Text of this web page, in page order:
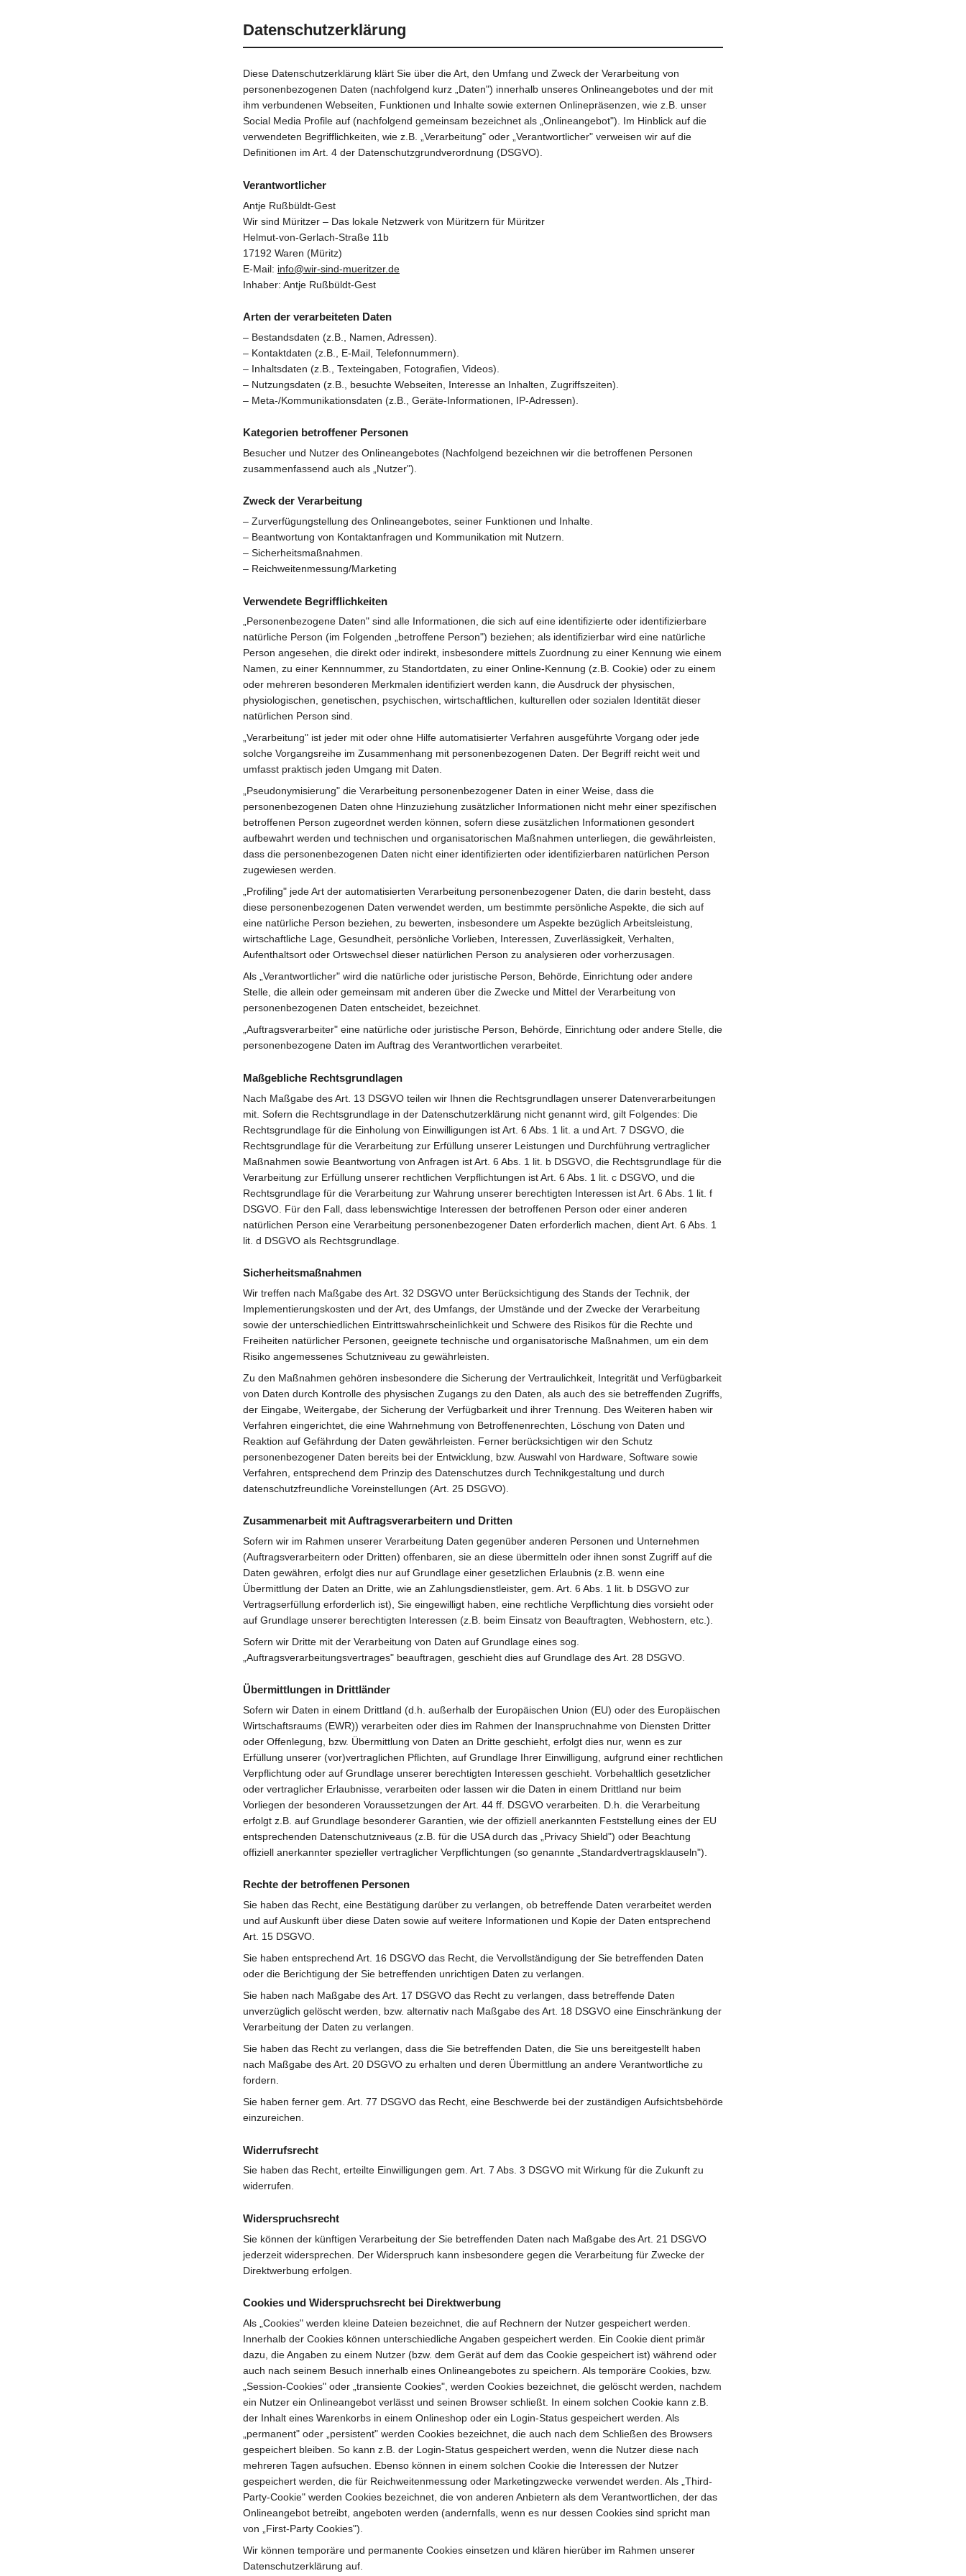
Datenschutzerklärung
Diese Datenschutzerklärung klärt Sie über die Art, den Umfang und Zweck der Verarbeitung von
personenbezogenen Daten (nachfolgend kurz „Daten") innerhalb unseres Onlineangebotes und der mit
ihm verbundenen Webseiten, Funktionen und Inhalte sowie externen Onlinepräsenzen, wie z.B. unser
Social Media Profile auf (nachfolgend gemeinsam bezeichnet als „Onlineangebot"). Im Hinblick auf die
verwendeten Begrifflichkeiten, wie z.B. „Verarbeitung" oder „Verantwortlicher" verweisen wir auf die
Definitionen im Art. 4 der Datenschutzgrundverordnung (DSGVO).
Verantwortlicher
Antje Rußbüldt-Gest
Wir sind Müritzer – Das lokale Netzwerk von Müritzern für Müritzer
Helmut-von-Gerlach-Straße 11b
17192 Waren (Müritz)
E-Mail: info@wir-sind-mueritzer.de
Inhaber: Antje Rußbüldt-Gest
Arten der verarbeiteten Daten
– Bestandsdaten (z.B., Namen, Adressen).
– Kontaktdaten (z.B., E-Mail, Telefonnummern).
– Inhaltsdaten (z.B., Texteingaben, Fotografien, Videos).
– Nutzungsdaten (z.B., besuchte Webseiten, Interesse an Inhalten, Zugriffszeiten).
– Meta-/Kommunikationsdaten (z.B., Geräte-Informationen, IP-Adressen).
Kategorien betroffener Personen
Besucher und Nutzer des Onlineangebotes (Nachfolgend bezeichnen wir die betroffenen Personen
zusammenfassend auch als „Nutzer").
Zweck der Verarbeitung
– Zurverfügungstellung des Onlineangebotes, seiner Funktionen und Inhalte.
– Beantwortung von Kontaktanfragen und Kommunikation mit Nutzern.
– Sicherheitsmaßnahmen.
– Reichweitenmessung/Marketing
Verwendete Begrifflichkeiten
„Personenbezogene Daten" sind alle Informationen, die sich auf eine identifizierte oder identifizierbare
natürliche Person (im Folgenden „betroffene Person") beziehen; als identifizierbar wird eine natürliche
Person angesehen, die direkt oder indirekt, insbesondere mittels Zuordnung zu einer Kennung wie einem
Namen, zu einer Kennnummer, zu Standortdaten, zu einer Online-Kennung (z.B. Cookie) oder zu einem
oder mehreren besonderen Merkmalen identifiziert werden kann, die Ausdruck der physischen,
physiologischen, genetischen, psychischen, wirtschaftlichen, kulturellen oder sozialen Identität dieser
natürlichen Person sind.
„Verarbeitung" ist jeder mit oder ohne Hilfe automatisierter Verfahren ausgeführte Vorgang oder jede
solche Vorgangsreihe im Zusammenhang mit personenbezogenen Daten. Der Begriff reicht weit und
umfasst praktisch jeden Umgang mit Daten.
„Pseudonymisierung" die Verarbeitung personenbezogener Daten in einer Weise, dass die
personenbezogenen Daten ohne Hinzuziehung zusätzlicher Informationen nicht mehr einer spezifischen
betroffenen Person zugeordnet werden können, sofern diese zusätzlichen Informationen gesondert
aufbewahrt werden und technischen und organisatorischen Maßnahmen unterliegen, die gewährleisten,
dass die personenbezogenen Daten nicht einer identifizierten oder identifizierbaren natürlichen Person
zugewiesen werden.
„Profiling" jede Art der automatisierten Verarbeitung personenbezogener Daten, die darin besteht, dass
diese personenbezogenen Daten verwendet werden, um bestimmte persönliche Aspekte, die sich auf
eine natürliche Person beziehen, zu bewerten, insbesondere um Aspekte bezüglich Arbeitsleistung,
wirtschaftliche Lage, Gesundheit, persönliche Vorlieben, Interessen, Zuverlässigkeit, Verhalten,
Aufenthaltsort oder Ortswechsel dieser natürlichen Person zu analysieren oder vorherzusagen.
Als „Verantwortlicher" wird die natürliche oder juristische Person, Behörde, Einrichtung oder andere
Stelle, die allein oder gemeinsam mit anderen über die Zwecke und Mittel der Verarbeitung von
personenbezogenen Daten entscheidet, bezeichnet.
„Auftragsverarbeiter" eine natürliche oder juristische Person, Behörde, Einrichtung oder andere Stelle, die
personenbezogene Daten im Auftrag des Verantwortlichen verarbeitet.
Maßgebliche Rechtsgrundlagen
Nach Maßgabe des Art. 13 DSGVO teilen wir Ihnen die Rechtsgrundlagen unserer Datenverarbeitungen
mit. Sofern die Rechtsgrundlage in der Datenschutzerklärung nicht genannt wird, gilt Folgendes: Die
Rechtsgrundlage für die Einholung von Einwilligungen ist Art. 6 Abs. 1 lit. a und Art. 7 DSGVO, die
Rechtsgrundlage für die Verarbeitung zur Erfüllung unserer Leistungen und Durchführung vertraglicher
Maßnahmen sowie Beantwortung von Anfragen ist Art. 6 Abs. 1 lit. b DSGVO, die Rechtsgrundlage für die
Verarbeitung zur Erfüllung unserer rechtlichen Verpflichtungen ist Art. 6 Abs. 1 lit. c DSGVO, und die
Rechtsgrundlage für die Verarbeitung zur Wahrung unserer berechtigten Interessen ist Art. 6 Abs. 1 lit. f
DSGVO. Für den Fall, dass lebenswichtige Interessen der betroffenen Person oder einer anderen
natürlichen Person eine Verarbeitung personenbezogener Daten erforderlich machen, dient Art. 6 Abs. 1
lit. d DSGVO als Rechtsgrundlage.
Sicherheitsmaßnahmen
Wir treffen nach Maßgabe des Art. 32 DSGVO unter Berücksichtigung des Stands der Technik, der
Implementierungskosten und der Art, des Umfangs, der Umstände und der Zwecke der Verarbeitung
sowie der unterschiedlichen Eintrittswahrscheinlichkeit und Schwere des Risikos für die Rechte und
Freiheiten natürlicher Personen, geeignete technische und organisatorische Maßnahmen, um ein dem
Risiko angemessenes Schutzniveau zu gewährleisten.
Zu den Maßnahmen gehören insbesondere die Sicherung der Vertraulichkeit, Integrität und Verfügbarkeit
von Daten durch Kontrolle des physischen Zugangs zu den Daten, als auch des sie betreffenden Zugriffs,
der Eingabe, Weitergabe, der Sicherung der Verfügbarkeit und ihrer Trennung. Des Weiteren haben wir
Verfahren eingerichtet, die eine Wahrnehmung von Betroffenenrechten, Löschung von Daten und
Reaktion auf Gefährdung der Daten gewährleisten. Ferner berücksichtigen wir den Schutz
personenbezogener Daten bereits bei der Entwicklung, bzw. Auswahl von Hardware, Software sowie
Verfahren, entsprechend dem Prinzip des Datenschutzes durch Technikgestaltung und durch
datenschutzfreundliche Voreinstellungen (Art. 25 DSGVO).
Zusammenarbeit mit Auftragsverarbeitern und Dritten
Sofern wir im Rahmen unserer Verarbeitung Daten gegenüber anderen Personen und Unternehmen
(Auftragsverarbeitern oder Dritten) offenbaren, sie an diese übermitteln oder ihnen sonst Zugriff auf die
Daten gewähren, erfolgt dies nur auf Grundlage einer gesetzlichen Erlaubnis (z.B. wenn eine
Übermittlung der Daten an Dritte, wie an Zahlungsdienstleister, gem. Art. 6 Abs. 1 lit. b DSGVO zur
Vertragserfüllung erforderlich ist), Sie eingewilligt haben, eine rechtliche Verpflichtung dies vorsieht oder
auf Grundlage unserer berechtigten Interessen (z.B. beim Einsatz von Beauftragten, Webhostern, etc.).
Sofern wir Dritte mit der Verarbeitung von Daten auf Grundlage eines sog.
„Auftragsverarbeitungsvertrages" beauftragen, geschieht dies auf Grundlage des Art. 28 DSGVO.
Übermittlungen in Drittländer
Sofern wir Daten in einem Drittland (d.h. außerhalb der Europäischen Union (EU) oder des Europäischen
Wirtschaftsraums (EWR)) verarbeiten oder dies im Rahmen der Inanspruchnahme von Diensten Dritter
oder Offenlegung, bzw. Übermittlung von Daten an Dritte geschieht, erfolgt dies nur, wenn es zur
Erfüllung unserer (vor)vertraglichen Pflichten, auf Grundlage Ihrer Einwilligung, aufgrund einer rechtlichen
Verpflichtung oder auf Grundlage unserer berechtigten Interessen geschieht. Vorbehaltlich gesetzlicher
oder vertraglicher Erlaubnisse, verarbeiten oder lassen wir die Daten in einem Drittland nur beim
Vorliegen der besonderen Voraussetzungen der Art. 44 ff. DSGVO verarbeiten. D.h. die Verarbeitung
erfolgt z.B. auf Grundlage besonderer Garantien, wie der offiziell anerkannten Feststellung eines der EU
entsprechenden Datenschutzniveaus (z.B. für die USA durch das „Privacy Shield") oder Beachtung
offiziell anerkannter spezieller vertraglicher Verpflichtungen (so genannte „Standardvertragsklauseln").
Rechte der betroffenen Personen
Sie haben das Recht, eine Bestätigung darüber zu verlangen, ob betreffende Daten verarbeitet werden
und auf Auskunft über diese Daten sowie auf weitere Informationen und Kopie der Daten entsprechend
Art. 15 DSGVO.
Sie haben entsprechend Art. 16 DSGVO das Recht, die Vervollständigung der Sie betreffenden Daten
oder die Berichtigung der Sie betreffenden unrichtigen Daten zu verlangen.
Sie haben nach Maßgabe des Art. 17 DSGVO das Recht zu verlangen, dass betreffende Daten
unverzüglich gelöscht werden, bzw. alternativ nach Maßgabe des Art. 18 DSGVO eine Einschränkung der
Verarbeitung der Daten zu verlangen.
Sie haben das Recht zu verlangen, dass die Sie betreffenden Daten, die Sie uns bereitgestellt haben
nach Maßgabe des Art. 20 DSGVO zu erhalten und deren Übermittlung an andere Verantwortliche zu
fordern.
Sie haben ferner gem. Art. 77 DSGVO das Recht, eine Beschwerde bei der zuständigen Aufsichtsbehörde
einzureichen.
Widerrufsrecht
Sie haben das Recht, erteilte Einwilligungen gem. Art. 7 Abs. 3 DSGVO mit Wirkung für die Zukunft zu
widerrufen.
Widerspruchsrecht
Sie können der künftigen Verarbeitung der Sie betreffenden Daten nach Maßgabe des Art. 21 DSGVO
jederzeit widersprechen. Der Widerspruch kann insbesondere gegen die Verarbeitung für Zwecke der
Direktwerbung erfolgen.
Cookies und Widerspruchsrecht bei Direktwerbung
Als „Cookies" werden kleine Dateien bezeichnet, die auf Rechnern der Nutzer gespeichert werden.
Innerhalb der Cookies können unterschiedliche Angaben gespeichert werden. Ein Cookie dient primär
dazu, die Angaben zu einem Nutzer (bzw. dem Gerät auf dem das Cookie gespeichert ist) während oder
auch nach seinem Besuch innerhalb eines Onlineangebotes zu speichern. Als temporäre Cookies, bzw.
„Session-Cookies" oder „transiente Cookies", werden Cookies bezeichnet, die gelöscht werden, nachdem
ein Nutzer ein Onlineangebot verlässt und seinen Browser schließt. In einem solchen Cookie kann z.B.
der Inhalt eines Warenkorbs in einem Onlineshop oder ein Login-Status gespeichert werden. Als
„permanent" oder „persistent" werden Cookies bezeichnet, die auch nach dem Schließen des Browsers
gespeichert bleiben. So kann z.B. der Login-Status gespeichert werden, wenn die Nutzer diese nach
mehreren Tagen aufsuchen. Ebenso können in einem solchen Cookie die Interessen der Nutzer
gespeichert werden, die für Reichweitenmessung oder Marketingzwecke verwendet werden. Als „Third-
Party-Cookie" werden Cookies bezeichnet, die von anderen Anbietern als dem Verantwortlichen, der das
Onlineangebot betreibt, angeboten werden (andernfalls, wenn es nur dessen Cookies sind spricht man
von „First-Party Cookies").
Wir können temporäre und permanente Cookies einsetzen und klären hierüber im Rahmen unserer
Datenschutzerklärung auf.